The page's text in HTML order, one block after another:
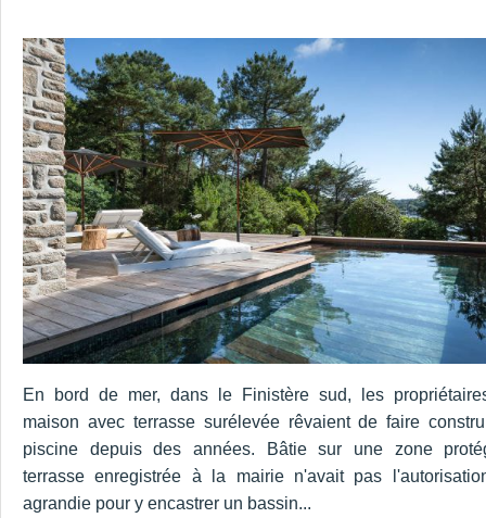
En bord de mer, dans le Finistère sud, les
maison avec terrasse surélevée rêvaient de faire
piscine depuis des années. Bâtie sur une zone
terrasse enregistrée à la mairie n'avait pas
agrandie pour y encastrer un bassin...